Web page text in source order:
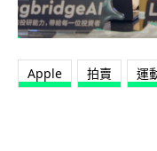
Apple 拍賣 運